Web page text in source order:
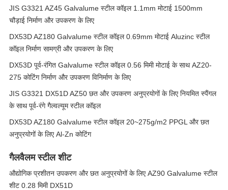
JIS G3321 AZ45 Galvalume स्टील कॉइल 1.1mm मोटाई 1500mm
चौड़ाई निर्माण और उपकरण के लिए
DX53D AZ180 Galvalume स्टील कॉइल 0.69mm मोटाई Aluzinc स्टील
कॉइल निर्माण सामग्री और उपकरण के लिए
DX53D पूर्व-रंगित Galvalume स्टील कॉइल 0.56 मिमी मोटाई के साथ AZ20-
275 कोटिंग निर्माण और उपकरण विनिर्माण के लिए
JIS G3321 DX51D AZ50 छत और उपकरण अनुप्रयोगों के लिए नियमित स्पैंगल
के साथ पूर्व-रंगे गैल्वल्यूम स्टील कॉइल
DX53D AZ180 Galvalume स्टील कॉइल 20~275g/m2 PPGL और छत
अनुप्रयोगों के लिए Al-Zn कोटिंग
गैलवैलम स्टील शीट
औद्योगिक प्रशीतन उपकरण और छत अनुप्रयोगों के लिए AZ90 Galvalume स्टील
शीट 0.28 मिमी DX51D